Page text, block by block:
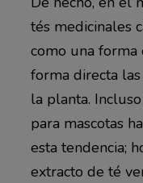
tés medicinales
como una
forma directa
la planta.
para mascotas
esta tendencia;
extracto de té